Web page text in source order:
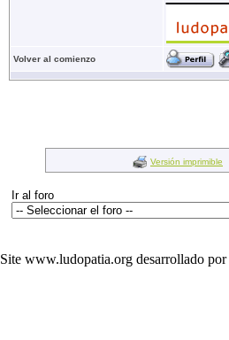
Volver al comienzo
Versión imprimible
Ir al foro
Site www.ludopatia.org desarrollado por